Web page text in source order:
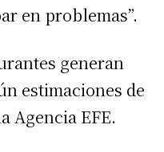
en problemas”.
generan
estimaciones de
Agencia EFE.